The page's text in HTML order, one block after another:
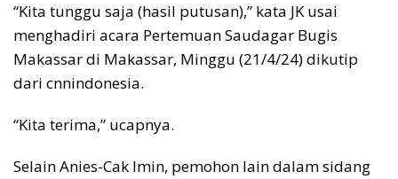
“Kita tunggu saja (hasil putusan),” kata JK usai
menghadiri acara Pertemuan Saudagar Bugis
Makassar di Makassar, Minggu (21/4/24) dikutip
dari cnnindonesia.
“Kita terima,” ucapnya.
Selain Anies-Cak Imin, pemohon lain dalam sidang